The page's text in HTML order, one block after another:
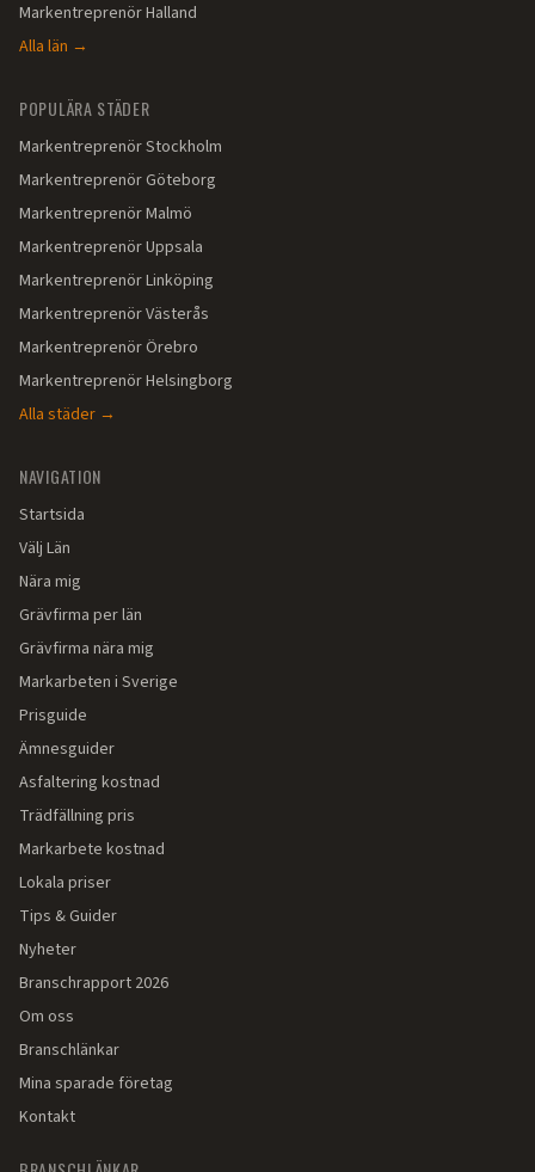
MarkentreprenörHalland
Alla län →
POPULÄRA STÄDER
MarkentreprenörStockholm
MarkentreprenörGöteborg
MarkentreprenörMalmö
MarkentreprenörUppsala
MarkentreprenörLinköping
MarkentreprenörVästerås
MarkentreprenörÖrebro
MarkentreprenörHelsingborg
Alla städer →
NAVIGATION
Startsida
Välj Län
Nära mig
Grävfirma per län
Grävfirma nära mig
Markarbeten i Sverige
Prisguide
Ämnesguider
Asfaltering kostnad
Trädfällning pris
Markarbete kostnad
Lokala priser
Tips & Guider
Nyheter
Branschrapport 2026
Om oss
Branschlänkar
Mina sparade företag
Kontakt